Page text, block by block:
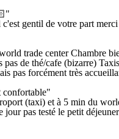
gentil de votre part
trade center Chambre
de thé/cafe (bizarre)
pas forcément très
confortable"
(taxi) et à 5 min du
pas testé le petit